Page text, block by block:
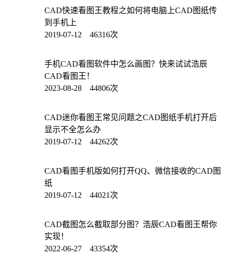
CAD快速看图王教程之如何将电脑上CAD图纸传
到手机上
2019-07-12 46316次
手机CAD看图软件中怎么画图？快来试试浩辰
CAD看图王！
2023-08-28 44806次
CAD迷你看图王常见问题之CAD图纸手机打开后
显示不全怎么办
2019-07-12 44262次
CAD看图手机版如何打开QQ、微信接收的CAD图
纸
2019-07-12 44021次
CAD截图怎么截取部分图？浩辰CAD看图王帮你
实现！
2022-06-27 43354次